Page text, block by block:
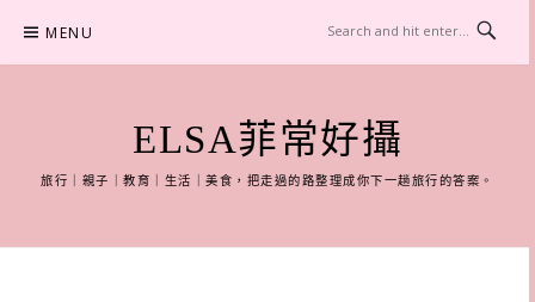
content
MENU
ELSA菲常好攝
旅行｜親子｜教育｜生活｜美食，把走過的路整理成你下一趟旅行的答案。